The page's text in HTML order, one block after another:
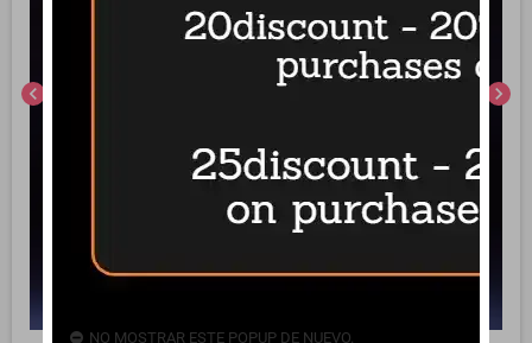
chevron_left chevron_right
NO MOSTRAR ESTE POPUP DE NUEVO.